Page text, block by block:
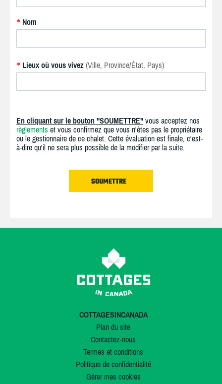
* Nom
* Lieux où vous vivez (Ville, Province/État, Pays)
En cliquant sur le bouton "SOUMETTRE" vous acceptez nos
règlements et vous confirmez que vous n'êtes pas le propriétaire
ou le gestionnaire de ce chalet. Cette évaluation est finale, c'est-
à-dire qu'il ne sera plus possible de la modifier par la suite.
COTTAGESINCANADA
Plan du site
Contactez-nous
Termes et conditions
Politique de confidentialité
Gérer mes cookies